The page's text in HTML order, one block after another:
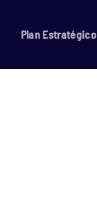
Plan Estratégico